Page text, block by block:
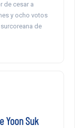
de cesar a
y ocho votos
de
Yoon Suk